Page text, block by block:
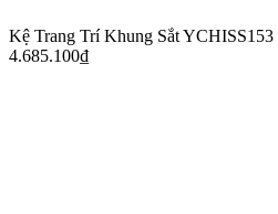
Kệ Trang Trí Khung Sắt YCHISS153
4.685.100₫